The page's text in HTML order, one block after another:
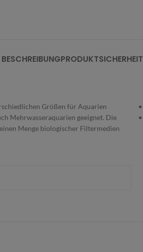
BESCHREIBUNGPRODUKTSICHERHEIT
Größen für Aquarien
Mehrwasseraquarien geeignet. Die
Menge biologischer Filtermedien